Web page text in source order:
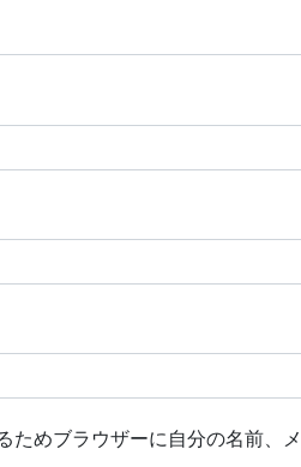
ためブラウザーに自分の名前、